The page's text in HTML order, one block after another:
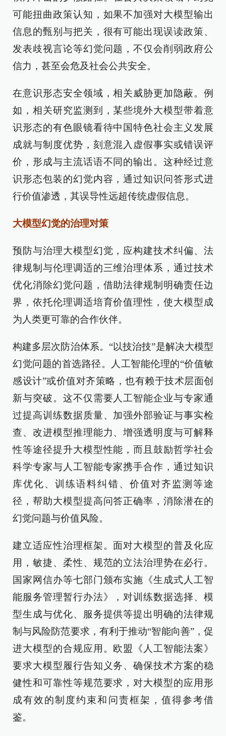
可能扭曲政策认知，如果不加强对大模型输出
信息的甄别与把关，很有可能出现误读政策、
发表歧视言论等幻觉问题，不仅会削弱政府公
信力，甚至会危及社会公共安全。
在意识形态安全领域，相关威胁更加隐蔽。例
如，相关研究监测到，某些境外大模型带着意
识形态的有色眼镜看待中国特色社会主义发展
成就与制度优势，刻意混入虚假事实或错误评
价，形成与主流话语不同的输出。这种经过意
识形态包装的幻觉内容，通过知识问答形式进
行价值渗透，其误导性远超传统虚假信息。
大模型幻觉的治理对策
预防与治理大模型幻觉，应构建技术纠偏、法
律规制与伦理调适的三维治理体系，通过技术
优化消除幻觉问题，借助法律规制明确责任边
界，依托伦理调适培育价值理性，使大模型成
为人类更可靠的合作伙伴。
构建多层次防治体系。“以技治技”是解决大模型
幻觉问题的首选路径。人工智能伦理的“价值敏
感设计”或价值对齐策略，也有赖于技术层面创
新与突破。这不仅需要人工智能企业与专家通
过提高训练数据质量、加强外部验证与事实检
查、改进模型推理能力、增强透明度与可解释
性等途径提升大模型性能，而且鼓励哲学社会
科学专家与人工智能专家携手合作，通过知识
库优化、训练语料纠错、价值对齐监测等途
径，帮助大模型提高问答正确率，消除潜在的
幻觉问题与价值风险。
建立适应性治理框架。面对大模型的普及化应
用，敏捷、柔性、规范的立法治理势在必行。
国家网信办等七部门颁布实施《生成式人工智
能服务管理暂行办法》，对训练数据选择、模
型生成与优化、服务提供等提出明确的法律规
制与风险防范要求，有利于推动“智能向善”，促
进大模型的合规应用。欧盟《人工智能法案》
要求大模型履行告知义务、确保技术方案的稳
健性和可靠性等规范要求，对大模型的应用形
成有效的制度约束和问责框架，值得参考借
鉴。